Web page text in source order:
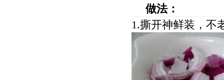
做法：
1.撕开神鲜装， 不